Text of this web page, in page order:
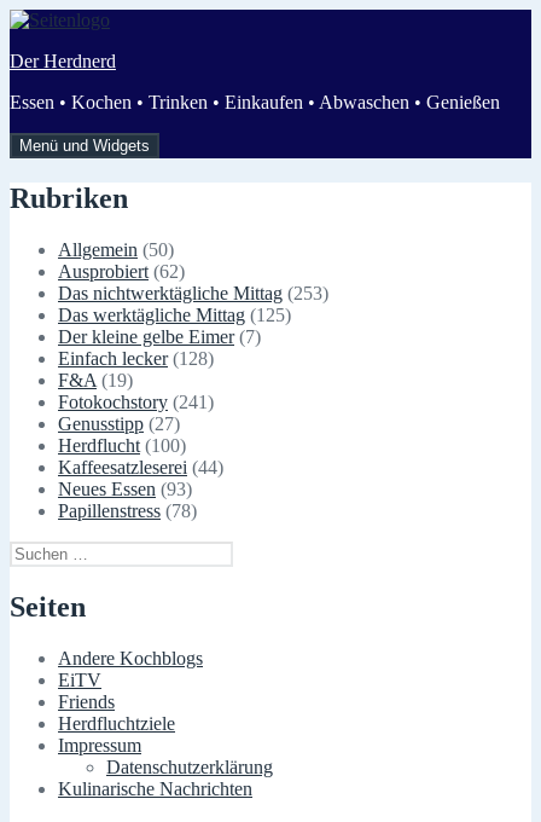
Zum
springen
Der Herdnerd
Essen • Kochen • Trinken • Einkaufen • Abwaschen • Genießen
Menü und Widgets
Rubriken
Allgemein (50)
Ausprobiert (62)
Das nichtwerktägliche Mittag (253)
Das werktägliche Mittag (125)
Der kleine gelbe Eimer(7)
Einfach lecker(128)
F&A (19)
Fotokochstory (241)
Genusstipp (27)
Herdflucht (100)
Kaffeesatzleserei (44)
Neues Essen (93)
Papillenstress (78)
Suchen
nach:
Seiten
Andere Kochblogs
EiTV
Friends
Herdfluchtziele
Impressum
Datenschutzerklärung
Kulinarische Nachrichten